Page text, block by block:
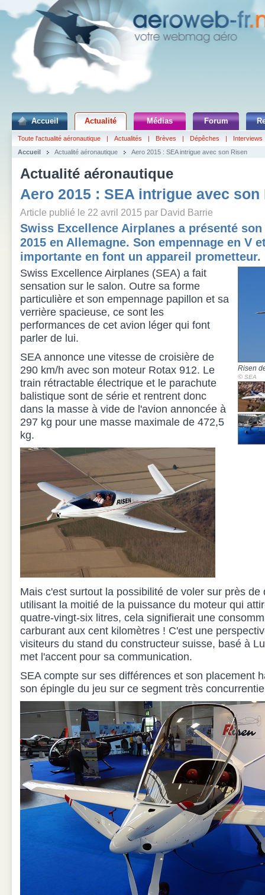
Accueil Actualité Médias Forum
Toute l'actualité aéronautique | Actualités | Brèves | Dépêches |
Interviews
Accueil
Actualité aéronautique Aero 2015 : SEA intrigue avec son Risen
Actualité aéronautique
Aero 2015 : SEA intrigue avec son
Article publié le 22 avril 2015 par David Barrie
Swiss Excellence Airplanes a présenté
2015 en Allemagne. Son empennage en V
importante en font un appareil prometteur.
Risen
© SEA
Swiss Excellence Airplanes (SEA) a fait
sensation sur le salon. Outre sa forme
particulière et son empennage papillon et sa
verrière spacieuse, ce sont les
performances de cet avion léger qui font
parler de lui.
SEA annonce une vitesse de croisière de
290 km/h avec son moteur Rotax 912. Le
train rétractable électrique et le parachute
balistique sont de série et rentrent donc
dans la masse à vide de l'avion annoncée à
297 kg pour une masse maximale de 472,5
kg.
Mais c'est surtout la possibilité de voler sur près
utilisant la moitié de la puissance du moteur qui
quatre-vingt-six litres, cela signifierait une
carburant aux cent kilomètres ! C'est une
visiteurs du stand du constructeur suisse, basé à
met l'accent pour sa communication.
SEA compte sur ses différences et son placement
son épingle du jeu sur ce segment très